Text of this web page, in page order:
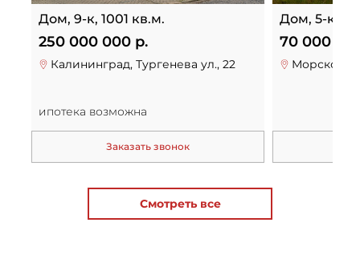
Дом, 9-к, 1001 кв.м.
250 000 000 р.
Калининград, Тургенева ул., 22
ипотека возможна
Заказать звонок
Дом, 5-к,
70 000
Морское
Смотреть все